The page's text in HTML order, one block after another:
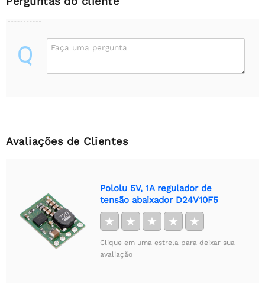
Q Faça uma pergunta
Avaliações de Clientes
Pololu 5V, 1A regulador de
tensão abaixador D24V10F5
★ ★ ★ ★ ★
Clique em uma estrela para deixar sua
avaliação